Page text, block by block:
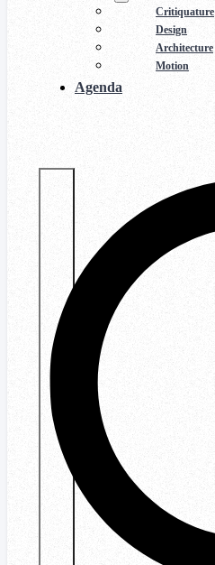
Critiquature
Design
Architecture
Motion
Agenda